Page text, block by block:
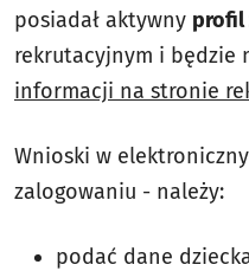
posiadał aktywny profil
rekrutacyjnym i będzie
informacji na stronie
Wnioski w
zalogowaniu - należy:
podać dane